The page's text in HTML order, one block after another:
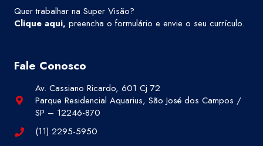
Quer trabalhar na Super Visão?
Clique aqui, preencha o formulário e envie o seu currículo.
Fale Conosco
Av. Cassiano Ricardo, 601 Cj 72
Parque Residencial Aquarius, São José dos Campos /
SP – 12246-870
(11) 2295-5950